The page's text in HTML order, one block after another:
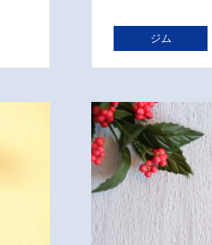
ジム